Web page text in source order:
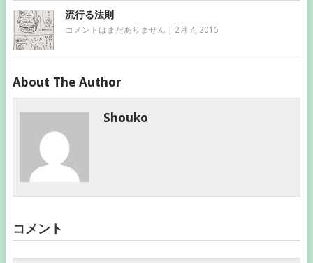
流行る法則
コメントはまだありません 2月 4, 2015
About The Author
Shouko
コメント